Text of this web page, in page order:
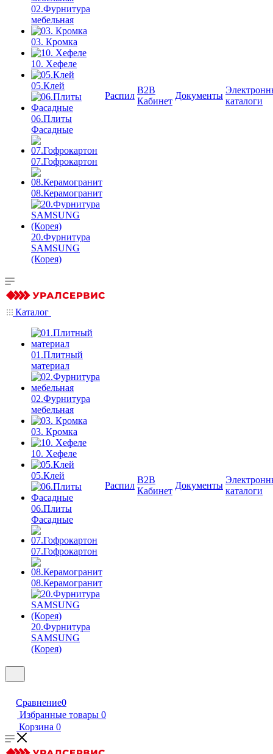
02.Фурнитура
мебельная
03. Кромка
10. Хефеле
05.Клей
06.Плиты
Фасадные
07.Гофрокартон
08.Керамогранит
20.Фурнитура
SAMSUNG
(Корея)
Распил
B2B
Кабинет
Документы
каталоги
Каталог
01.Плитный
материал
02.Фурнитура
мебельная
03. Кромка
10. Хефеле
05.Клей
06.Плиты
Фасадные
07.Гофрокартон
08.Керамогранит
20.Фурнитура
SAMSUNG
(Корея)
Распил
B2B
Кабинет
Документы
каталоги
Сравнение0
Избранные товары 0
Корзина 0